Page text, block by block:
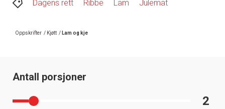
Dagens rett
Ribbe Lam Julemat
Oppskrifter / Kjøtt / Lam og kje
Antall porsjoner
2